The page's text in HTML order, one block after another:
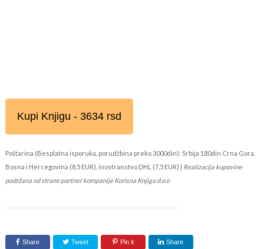
Kupi Knjigu - 3634 rsd
Poštarina (Besplatna isporuka, porudžbina preko 3000din): Srbija 180din Crna Gora,
Bosna i Hercegovina (8,5 EUR), inostranstvo DHL (7,5 EUR) | Realizacija kupovine
podržana od strane partner kompanije Korisna Knjiga d.o.o
Share Tweet Pin it Share